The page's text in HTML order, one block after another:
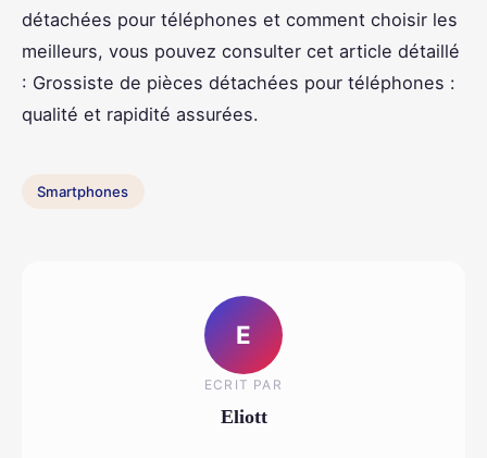
détachées pour téléphones et comment choisir les
meilleurs, vous pouvez consulter cet article détaillé
: Grossiste de pièces détachées pour téléphones :
qualité et rapidité assurées.
Smartphones
E
ECRIT PAR
Eliott